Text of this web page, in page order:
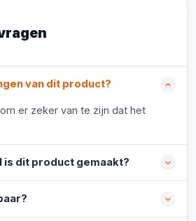
van dit product?
er zeker van te zijn dat het
is dit product gemaakt?